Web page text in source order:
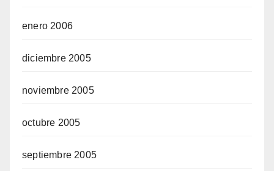
enero 2006
diciembre 2005
noviembre 2005
octubre 2005
septiembre 2005